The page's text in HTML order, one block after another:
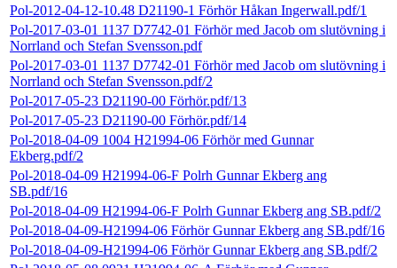
Pol-2012-04-12-10.48 D21190-1 Förhör Håkan Ingerwall.pdf/1
Pol-2017-03-01 1137 D7742-01 Förhör med Jacob om slutövning i
Norrland och Stefan Svensson.pdf
Pol-2017-03-01 1137 D7742-01 Förhör med Jacob om slutövning i
Norrland och Stefan Svensson.pdf/2
Pol-2017-05-23 D21190-00 Förhör.pdf/13
Pol-2017-05-23 D21190-00 Förhör.pdf/14
Pol-2018-04-09 1004 H21994-06 Förhör med Gunnar
Ekberg.pdf/2
Pol-2018-04-09 H21994-06-F Polrh Gunnar Ekberg ang
SB.pdf/16
Pol-2018-04-09 H21994-06-F Polrh Gunnar Ekberg ang SB.pdf/2
Pol-2018-04-09-H21994-06 Förhör Gunnar Ekberg ang SB.pdf/16
Pol-2018-04-09-H21994-06 Förhör Gunnar Ekberg ang SB.pdf/2